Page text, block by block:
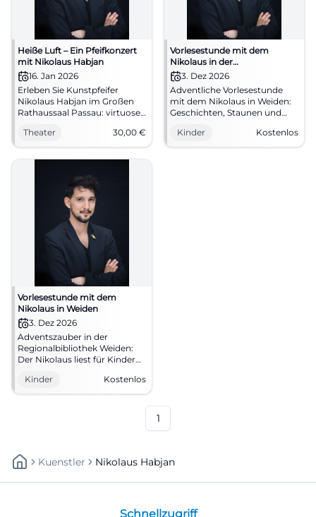
Heiße Luft – Ein Pfeifkonzert
mit Nikolaus Habjan
16. Jan 2026
Erleben Sie Kunstpfeifer
Nikolaus Habjan im Großen
Rathaussaal Passau: virtuose
pointierte Moderationen.
16.01., 19:30 Uhr, ab 30 €. Ein
Abend voller Klangfarben –
#PassauKultur
Theater 30,00 €
Vorlesestunde mit dem
Nikolaus in der
Regionalbibliothek Weiden
3. Dez 2026
Adventliche Vorlesestunde
mit dem Nikolaus in Weiden:
Geschichten, Staunen und
Kinder ab 4 Jahren. Eintritt
frei. #Weiden #Nikolaus
Kinder Kostenlos
Vorlesestunde mit dem
Nikolaus in Weiden
3. Dez 2026
Adventszauber in der
Regionalbibliothek Weiden:
Der Nikolaus liest für Kinder
gemütlich und voller
Vorfreude. #Weiden #Nikolaus
Kinder Kostenlos
1
Kuenstler Nikolaus Habjan
Schnellzugriff